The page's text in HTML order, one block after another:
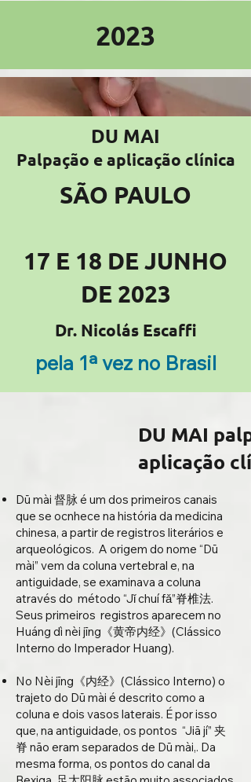
2023
DU MAI
Palpação e aplicação clínica
SÃO PAULO
17 E 18 DE JUNHO
DE 2023
Dr. Nicolás Escaffi
pela 1ª vez no Brasil
DU MAI
aplicação
Dū mài 督脉 é um dos primeiros canais
que se ocnhece na história da medicina
chinesa, a partir de registros literários e
arqueológicos. A origem do nome “Dū
mài” vem da coluna vertebral e, na
antiguidade, se examinava a coluna
através do método “Jǐ chuí fǎ”脊椎法.
Seus primeiros registros aparecem no
Huáng dì nèi jīng《黄帝内经》(Clássico
Interno do Imperador Huang).
No Nèi jīng《内经》(Clássico Interno) o
trajeto do Dū mài é descrito como a
coluna e dois vasos laterais. É por isso
que, na antiguidade, os pontos “Jiā jí” 夹
脊 não eram separados de Dū mài,. Da
mesma forma, os pontos do canal da